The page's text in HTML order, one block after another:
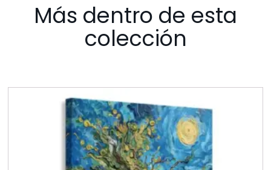
Más dentro de esta
colección